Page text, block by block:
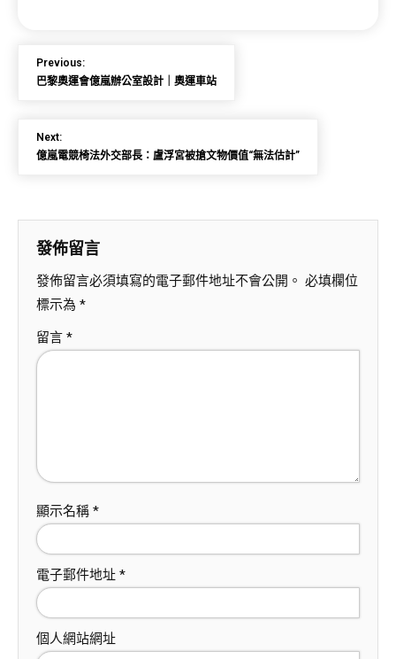
Previous:
巴黎奧運會億嵐辦公室設計｜奧運車站
Next:
億嵐電競椅法外交部長：盧浮宮被搶文物價值“無法估計”
發佈留言
發佈留言必須填寫的電子郵件地址不會公開。 必填欄位
標示為 *
留言 *
顯示名稱 *
電子郵件地址 *
個人網站網址